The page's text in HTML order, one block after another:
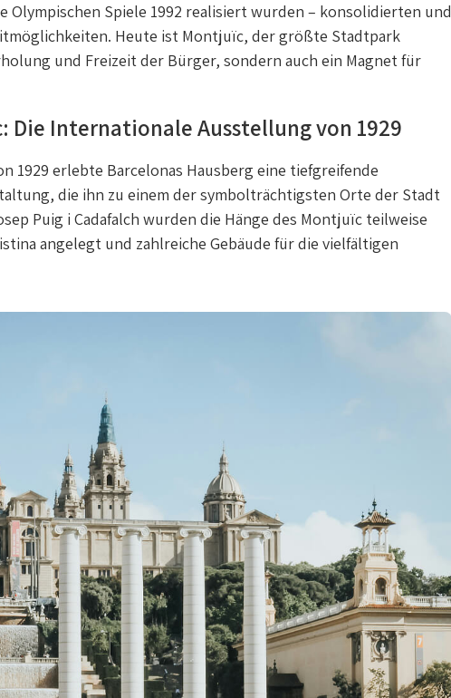
Olympischen Spiele 1992 realisiert wurden – konsolidierten und
Heute ist Montjuïc, der größte Stadtpark
und Freizeit der Bürger, sondern auch ein Magnet für
Die Internationale Ausstellung von 1929
1929 erlebte Barcelonas Hausberg eine tiefgreifende
die ihn zu einem der symbolträchtigsten Orte der Stadt
Puig i Cadafalch wurden die Hänge des Montjuïc teilweise
angelegt und zahlreiche Gebäude für die vielfältigen